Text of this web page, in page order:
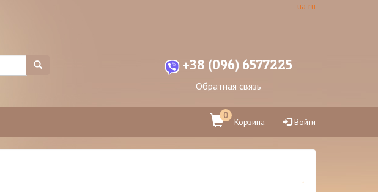
ua ru
+38 (096) 6577225
Обратная связь
0
Корзина Войти